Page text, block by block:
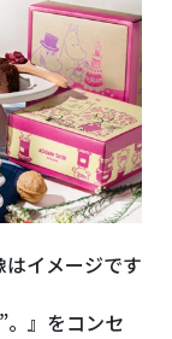
イメージです
。』をコンセ